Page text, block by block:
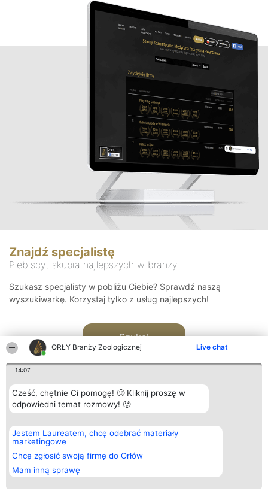
ORŁY Branży Zoologicznej Live chat
14:07
Cześć, chętnie Ci pomogę! 🙂 Kliknij proszę w
odpowiedni temat rozmowy! 🙂
Jestem Laureatem, chcę odebrać materiały
marketingowe
Chcę zgłosić swoją firmę do Orłów
Mam inną sprawę
Znajdź specjalistę
Plebiscyt skupia najlepszych w branży
Szukasz specjalisty w pobliżu Ciebie? Sprawdź naszą
wyszukiwarkę. Korzystaj tylko z usług najlepszych!
Szukaj
Organizator plebiscytu
Bright Side Solutions sp. z o.
o. sp. k.
ul. Ruska 22
Wrocław 50-079
KRS 0000749100 | Regon
381313360 | NIP 8943132676
Plebiscyt
Laureaci
wszystkich
Laureatów
Regulamin
Kontakt
Kontakt